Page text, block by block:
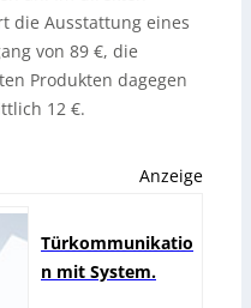
die Ausstattung eines
von 89 €, die
Produkten dagegen
12 €.
Anzeige
Türkommunikatio
n mit System.